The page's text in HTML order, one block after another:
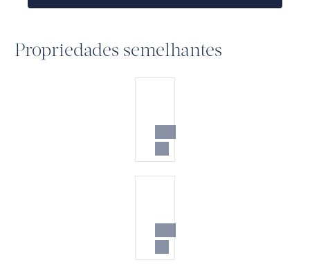
Propriedades semelhantes